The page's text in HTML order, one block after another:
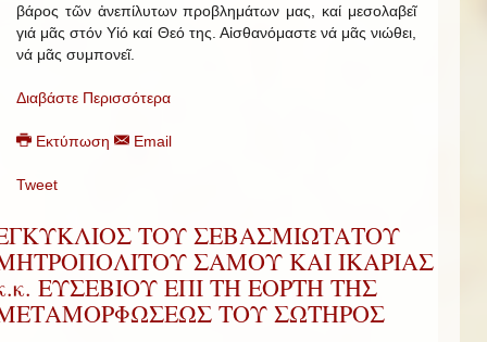
βάρος τῶν ἀνεπίλυτων προβλημάτων μας, καί μεσολαβεῖ
γιά μᾶς στόν Υἱό καί Θεό της. Αἰσθανόμαστε νά μᾶς νιώθει,
νά μᾶς συμπονεῖ.
Διαβάστε Περισσότερα
Εκτύπωση Email
Tweet
ΤΟΥ ΣΕΒΑΣΜΙΩΤΑΤΟΥ
ΣΑΜΟΥ ΚΑΙ ΙΚΑΡΙΑΣ
ΕΥΣΕΒΙΟΥ ΕΠΙ ΤΗ ΕΟΡΤΗ ΤΗΣ
ΤΟΥ ΣΩΤΗΡΟΣ